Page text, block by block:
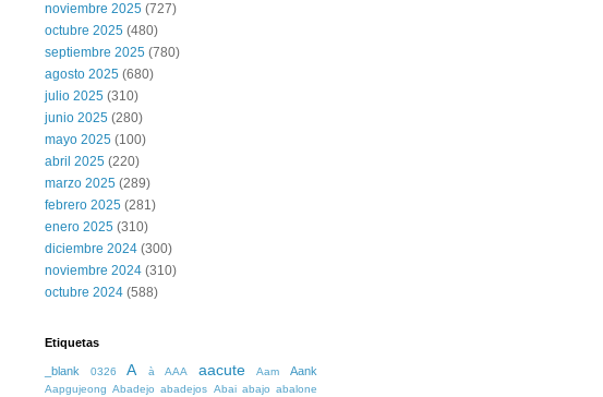
noviembre 2025 (727)
octubre 2025 (480)
septiembre 2025 (780)
agosto 2025 (680)
julio 2025 (310)
junio 2025 (280)
mayo 2025 (100)
abril 2025 (220)
marzo 2025 (289)
febrero 2025 (281)
enero 2025 (310)
diciembre 2024 (300)
noviembre 2024 (310)
octubre 2024 (588)
Etiquetas
_blank 0326 A à AAA aacute Aam Aank
Aapgujeong Abadejo abadejos Abai abajo abalone